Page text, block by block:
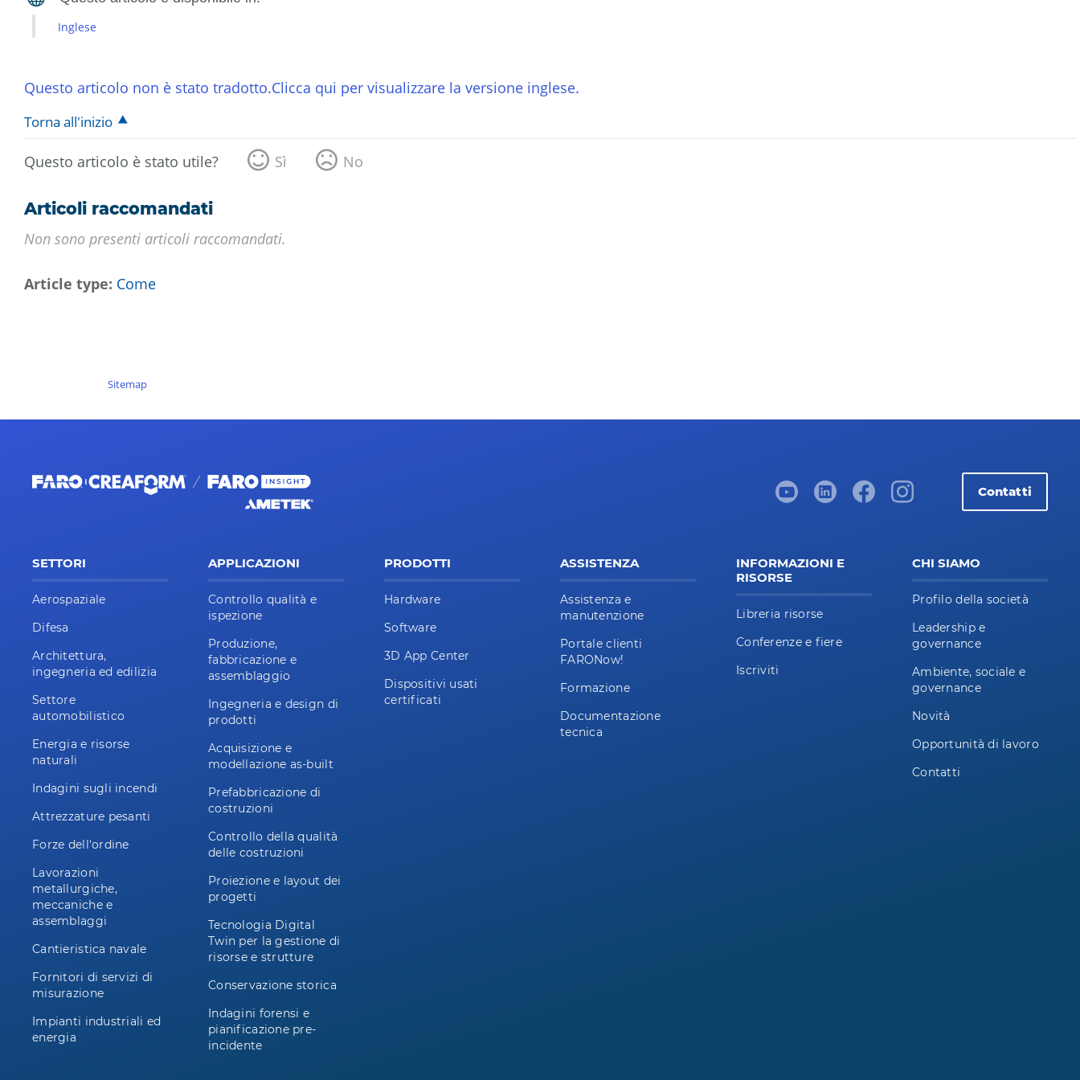
Inglese
Questo articolo non è stato tradotto.Clicca qui per visualizzare la versione inglese.
Torna all'inizio
Questo articolo è stato utile? Sì No
Articoli raccomandati
Non sono presenti articoli raccomandati.
Article type Come
Sitemap
Contatti
SETTORI
Aerospaziale
Difesa
Architettura,
ingegneria ed edilizia
Settore
automobilistico
Energia e risorse
naturali
Indagini sugli incendi
Attrezzature pesanti
Forze dell'ordine
Lavorazioni
metallurgiche,
meccaniche e
assemblaggi
Cantieristica navale
Fornitori di servizi di
misurazione
Impianti industriali ed
energia
APPLICAZIONI
Controllo qualità e
ispezione
Produzione,
fabbricazione e
assemblaggio
Ingegneria e design di
prodotti
Acquisizione e
modellazione as-built
Prefabbricazione di
costruzioni
Controllo della qualità
delle costruzioni
Proiezione e layout dei
progetti
Tecnologia Digital
Twin per la gestione di
risorse e strutture
Conservazione storica
Indagini forensi e
pianificazione pre-
incidente
PRODOTTI
Hardware
Software
3D App Center
Dispositivi usati
certificati
ASSISTENZA
Assistenza e
manutenzione
Portale clienti
FARONow!
Formazione
Documentazione
tecnica
INFORMAZIONI E
RISORSE
Libreria risorse
Conferenze e fiere
Iscriviti
CHI SIAMO
Profilo della società
Leadership e
governance
Ambiente, sociale e
governance
Novità
Opportunità di lavoro
Contatti